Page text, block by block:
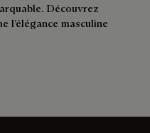
Découvrez
l’élégance masculine